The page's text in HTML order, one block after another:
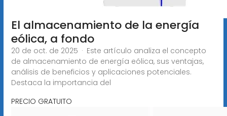
El almacenamiento de la energía
eólica, a fondo
20 de oct. de 2025 · Este artículo analiza el concepto
de almacenamiento de energía eólica, sus ventajas,
análisis de beneficios y aplicaciones potenciales.
Destaca la importancia del
PRECIO GRATUITO